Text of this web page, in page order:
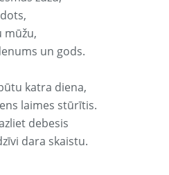
mūžu,
un gods.
katra diena,
laimes stūrītis.
debesis
dara skaistu.